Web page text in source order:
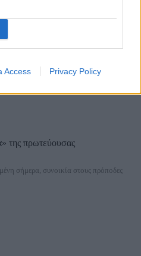
Access Privacy Policy
της πρωτεύουσας
σήμερα, συνοικία στους πρόποδες